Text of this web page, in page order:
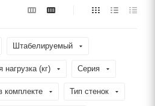
Штабелируемый
(кг) Серия
комплекте Тип стенок